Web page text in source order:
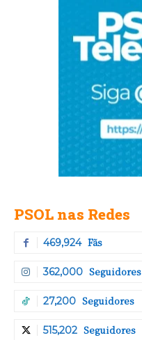
PSOL nas Redes
469,924 Fãs
362,000 Seguidores
27,200 Seguidores
515,202 Seguidores